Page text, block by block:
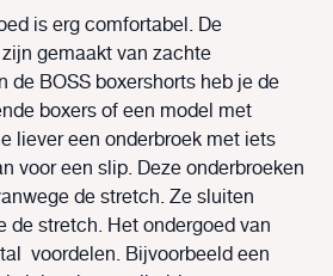
is erg comfortabel. De
gemaakt van zachte
de BOSS boxershorts heb je de
boxers of een model met
liever een onderbroek met iets
voor een slip. Deze onderbroeken
de stretch. Ze sluiten
de stretch. Het ondergoed van
voordelen. Bijvoorbeeld een